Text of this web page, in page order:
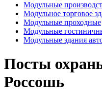
Модульные
Модульное торговое
Модульные проходные
Модульные
Модульные здания
Посты
Россошь